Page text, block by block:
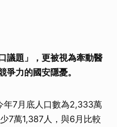
議題」，更被視為牽動醫
爭力的國安隱憂。
年7月底人口數為2,333萬
7萬1,387人，與6月比較